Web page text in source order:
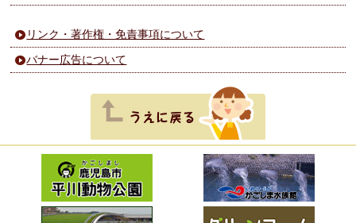
リンク・著作権・免責事項について
バナー広告について